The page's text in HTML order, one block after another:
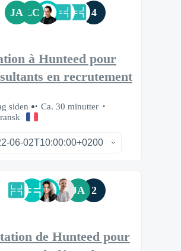
JA LC 4
à Hunteed pour
en recrutement
siden
Ca. 30 minutter
JA 2
de Hunteed pour